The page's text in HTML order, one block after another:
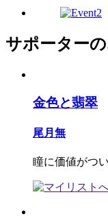
サポーター
金色と翡翠
尾月無
瞳に価値がつ